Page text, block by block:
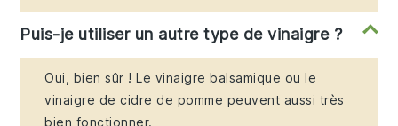
Puis-je utiliser un autre type de vinaigre ?
Oui, bien sûr ! Le vinaigre balsamique ou le
vinaigre de cidre de pomme peuvent aussi très
bien fonctionner.